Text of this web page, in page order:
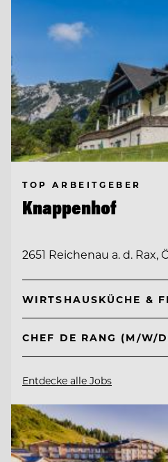
TOP ARBEITGEBER
Knappenhof
2651 Reichenau a. d. Rax,
WIRTSHAUSKÜCHE &
CHEF DE RANG (M/W/
Entdecke alle Jobs